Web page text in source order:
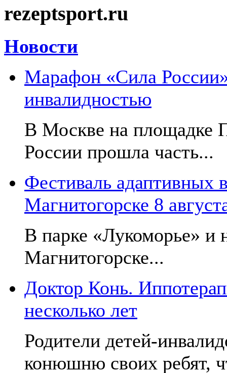
rezeptsport.ru
Новости
Марафон «Сила
инвалидностью
В Москве на площадке
России прошла часть...
Фестиваль адаптивных
Магнитогорске 8
В парке «Лукоморье» и
Магнитогорске...
Доктор Конь.
несколько лет
Родители детей-
конюшню своих ребят,